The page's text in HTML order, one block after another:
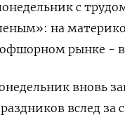
с
на
офшорном рынке -
вновь
вслед